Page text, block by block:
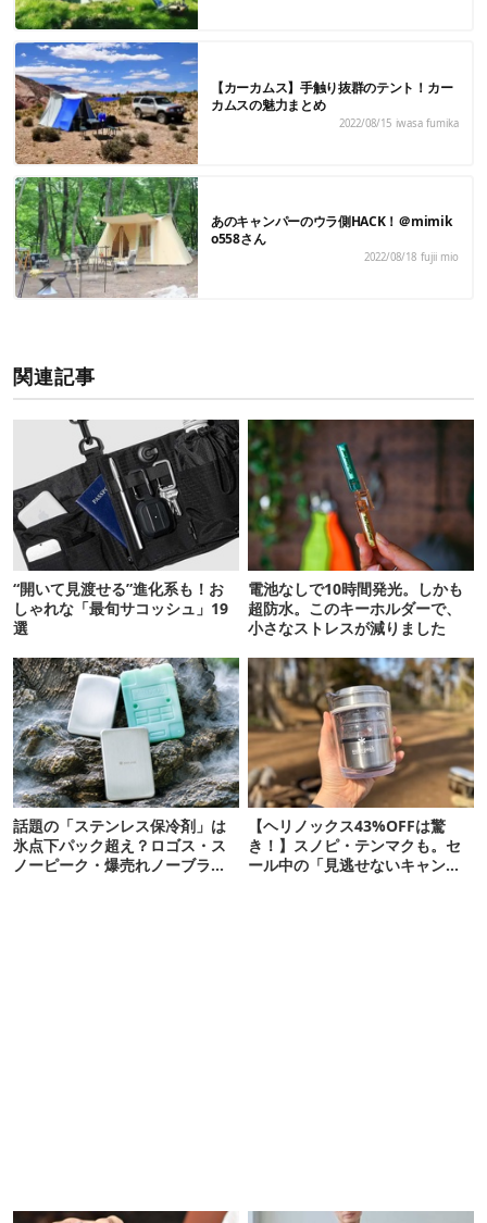
【カーカムス】手触り抜群のテント！カー
カムスの魅力まとめ
2022/08/15 iwasa fumika
あのキャンパーのウラ側HACK！＠mimik
o558さん
2022/08/18 fujii mio
関連記事
“開いて見渡せる”進化系も！お
しゃれな「最旬サコッシュ」19
選
電池なしで10時間発光。しかも
超防水。このキーホルダーで、
小さなストレスが減りました
話題の「ステンレス保冷剤」は
氷点下パック超え？ロゴス・ス
ノーピーク・爆売れノーブラン
【ヘリノックス43%OFFは驚
き！】スノピ・テンマクも。セ
ール中の「見逃せないキャンプ